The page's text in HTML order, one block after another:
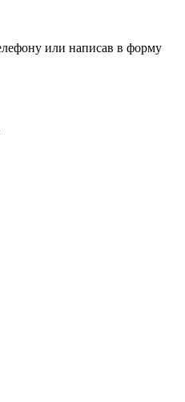
или написав в форму